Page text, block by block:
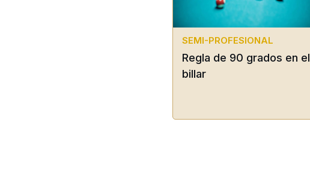
SEMI-PROFESIONAL
Regla de 90 grados en el
billar